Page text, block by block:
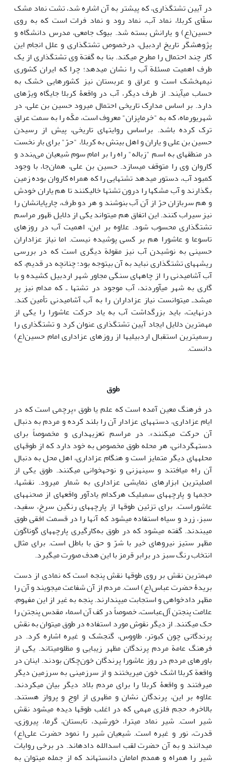
در آیین تشت‎گذاری، که پیشتر به آن اشاره شد، تشت نماد مشک
سقّای کربلا، نماد آب، نماد رود و نماد فرات است که به روی
حسین(ع) و یارانش بسته ‏شد. بیوک جامعی، مدرس دانشگاه و
پژوهشگر تاریخ اردبیل، درخصوص تشت‎گذاری و علل انجام این
کار چند احتمال را مطرح می‎کند. بنا به گفتة وی تشت‎گذاری از یک
طرف اهمیت مسئلة آب را نشان می‎دهد؛ چرا که ایران کشوری
نیمه‎خشک است و عراق و عربستان نیز کشورهایی خشک به
حساب می‎آیند. از طرف دیگر، آب در واقعۀ کربلا جایگاه ویژه‎ای
دارد. بر اساس مدارک تاریخی احتمال می‎رود حسین بن علی، در
شهریورماه، که به "خرماپزان" معروف است، مکّه را به سمت عراق
ترک کرده باشد. براساس روایت‎های تاریخی، پیش از رسیدن
حسین بن علی و یاران و اهل بیتش به کربلا، "حرّ" برای بار نخست
در منطقه‎ای به اسم "زباله" راه را بر امام سوم شیعیان می‌بندد و
کاروان وی را متوقف می‎سازد. حسین بن علی، همان‌جا، با وجود
کمبود آب، دستور می‎دهد تشت‎هایی را که همراه کاروان بوده زمین
بگذارند و آب مشک‎ها را درون تشت‎ها خالی‎کنند تا هم یاران خودش
و هم سربازان حرّ از آن آب بنوشند و هر دو طرف، چارپایانشان را
نیز سیراب کنند. این اتفاق هم می‎تواند یکی از دلایل ظهور مراسم
تشت‎گذاری محسوب شود. علاوه بر این، اهمیت آب در روزهای
تاسوعا و عاشورا هم بر کسی پوشیده نیست. اما نیاز عزاداران
حسینی به نوشیدن آب نیز مقولة دیگری است که در بررسی
ریشه‎های تشت‎گذاری نباید به آن بی‎توجه بود؛ چنانچه در قدیم، که
آب آشامیدنی را از چاه‎های سنگی مجاور شهر اردبیل کشیده و با
گاری به شهر می‎آوردند، آب موجود در تشت‎ها ـ که مدام نیز پر
می‎شدـ می‎توانست نیاز عزاداران را به آب آشامیدنی تأمین ‎کند.
درنهایت، باید بزرگداشت آب به یاد حرکت عاشورا را یکی از
مهم‎ترین دلایل ایجاد آیین تشت‎گذاری عنوان کرد و تشت‎گذاری را
رسمی‎ترین استقبال اردبیلی‎ها از روزهای عزاداری امام حسین(ع)
دانست.
طوق
در فرهنگ معین آمده است که علم یا طوق «پرچمی است که در
ایام عزاداری، دسته‎های عزادار آن را بلند کرده و مردم به دنبال
آن حرکت می‎کنند». در مراسم تعزیه‎داری و مخصوصاً برای
دسته‎گردانی، هر محله طوق مخصوص به خود دارد که از طوق‎های
محله‎های دیگر متمایز است و هنگام عزاداری، اهل محل به دنبال
آن راه می‎افتند و سینه‎زنی و نوحه‎خوانی می‎کنند. طوق یکی از
اصلی‎ترین ابزارهای نمایشی عزاداری به شمار می‎رود. نقش‎ها،
حجم‎ها و پارچه‎های سمبلیک هرکدام یادآور واقعه‎ای از صحنه‎های
عاشوراست. برای تزئین طوق‎ها از پارچه‎های رنگین سرخ، سفید،
سبز، زرد و سیاه استفاده می‎شود که آن‎ها را در قسمت افقی طوق
می‎بندند. گفته می‎شود که در طوق به‌کارگیری پارچه‎های گوناگون
مظهر ستیز نیروهای خیر با شرّ و حق با باطل است. برای مثال
انتخاب رنگ سبز در برابر قرمز با این هدف صورت می‎گیرد.
مهم‎ترین نقش بر روی طوق‎ها نقش پنجه است که نمادی از دست
بریدۀ حضرت عباس(ع) است. مردم از آن شفاعت می‎جویند و آن ‎را
مظهر دادخواهی و استجابت می‎پندارند. پنجه به غیر از این مفهوم،
علامت پنج‎تن آل‌عباست، خصوصاً در کف آن اسماء مقدس پنج‎تن را
حک می‎کنند. از دیگر نقوش مورد استفاده در طوق می‎توان به نقش
پرندگانی چون کبوتر، طاووس، گنجشک و غیره اشاره کرد. در
فرهنگ عامة مردم پرندگان مظهر زیبایی و مظلومیت‎اند. یکی از
باورهای مردم در روز عاشورا پرندگان خون‌چکان بودند. اینان در
واقعة کربلا اشک خون می‎ریختند و از سرزمینی به سرزمین دیگر
می‎رفتند و واقعۀ کربلا را برای مردم بلاد دیگر بیان می‎کردند.
علاوه بر این، پرندگان نشان و مظهری از اوج و پرواز هستند.
بالاخره، حجم فلزی مهمی که در اغلب طوق‎ها دیده می‎شود نقش
شیر است. شیر نماد میترا، خورشید، تابستان، گرما، پیروزی،
قدرت، نور و غیره است. شیعیان شیر را نمود حضرت علی(ع)
می‎دانند و به آن حضرت لقب اسدالله داده‎اند. در برخی روایات
شیر را همراه و همدم امامان دانسته‎اند که از جمله می‎توان به